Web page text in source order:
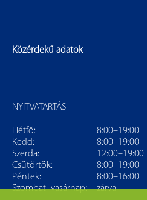
Közérdekű adatok
NYITVATARTÁS
Hétfő:
8:00–19:00
Kedd:
8:00–19:00
Szerda:
12:00–19:00
Csütörtök:
8:00–19:00
Péntek:
8:00–16:00
Szombat–vasárnap:
zárva